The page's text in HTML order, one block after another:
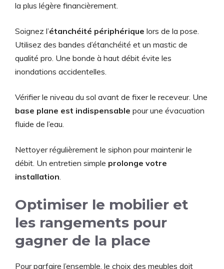
la plus légère financièrement.
Soignez l’étanchéité périphérique lors de la pose.
Utilisez des bandes d’étanchéité et un mastic de
qualité pro. Une bonde à haut débit évite les
inondations accidentelles.
Vérifier le niveau du sol avant de fixer le receveur. Une
base plane est indispensable pour une évacuation
fluide de l’eau.
Nettoyer régulièrement le siphon pour maintenir le
débit. Un entretien simple prolonge votre
installation.
Optimiser le mobilier et
les rangements pour
gagner de la place
Pour parfaire l’ensemble, le choix des meubles doit